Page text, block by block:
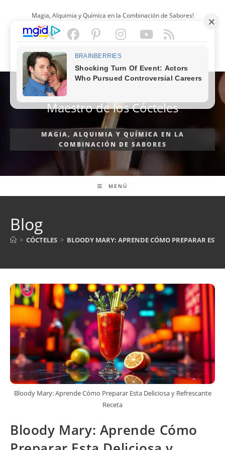
contenido
Magia, Alquimia y Química en la Combinación de Sabores!
ESPAÑOL
Maestro de los Cócteles
MAGIA, ALQUIMIA Y QUÍMICA EN LA
COMBINACIÓN DE SABORES
MENÚ
Blog
> CÓCTELES > BLOODY MARY: APRENDE CÓMO PREPARAR ESTA
Bloody Mary: Aprende Cómo Preparar Esta Deliciosa y Refrescante
Receta
Bloody Mary: Aprende Cómo